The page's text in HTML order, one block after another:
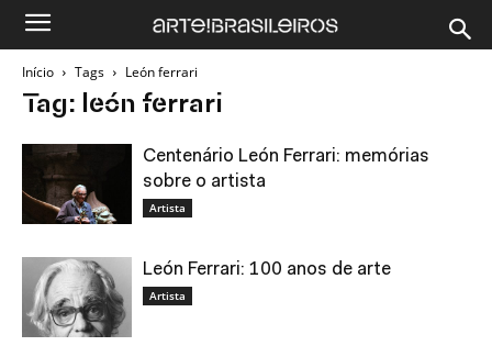
Início Tags León ferrari
Tag: león ferrari
Centenário León Ferrari: memórias
sobre o artista
Artista
León Ferrari: 100 anos de arte
Artista